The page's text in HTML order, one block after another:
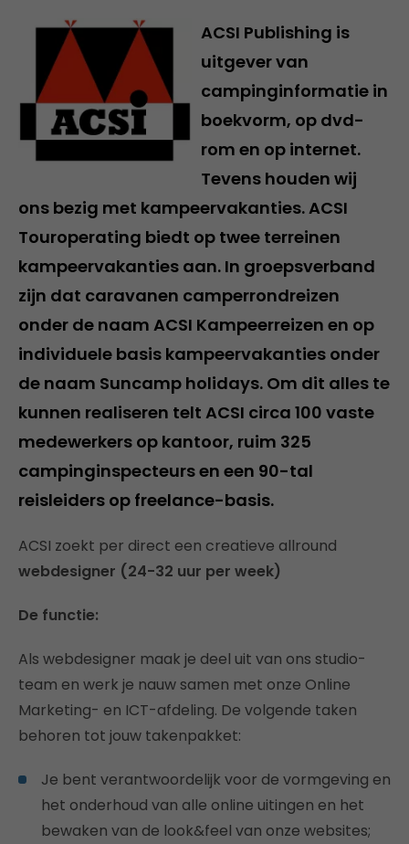
ACSI Publishing is
uitgever van
campinginformatie in
boekvorm, op dvd-
rom en op internet.
Tevens houden wij
ons bezig met kampeervakanties. ACSI
Touroperating biedt op twee terreinen
kampeervakanties aan. In groepsverband
zijn dat caravanen camperrondreizen
onder de naam ACSI Kampeerreizen en op
individuele basis kampeervakanties onder
de naam Suncamp holidays. Om dit alles te
kunnen realiseren telt ACSI circa 100 vaste
medewerkers op kantoor, ruim 325
campinginspecteurs en een 90-tal
reisleiders op freelance-basis.
ACSI zoekt per direct een creatieve allround
webdesigner (24-32 uur per week)
De functie:
Als webdesigner maak je deel uit van ons studio-
team en werk je nauw samen met onze Online
Marketing- en ICT-afdeling. De volgende taken
behoren tot jouw takenpakket:
Je bent verantwoordelijk voor de vormgeving en
het onderhoud van alle online uitingen en het
bewaken van de look&feel van onze websites;